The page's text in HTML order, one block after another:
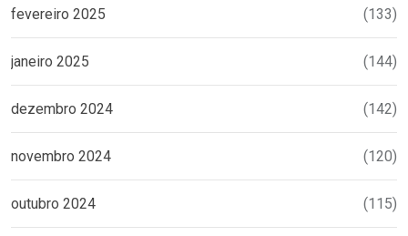
fevereiro 2025 (133)
janeiro 2025 (144)
dezembro 2024 (142)
novembro 2024 (120)
outubro 2024 (115)